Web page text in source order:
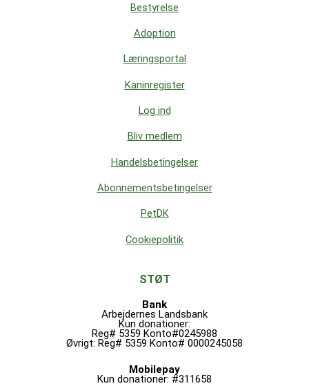
Bestyrelse
Adoption
Læringsportal
Kaninregister
Log ind
Bliv medlem
Handelsbetingelser
Abonnementsbetingelser
PetDK
Cookiepolitik
STØT
Bank
Arbejdernes Landsbank
Kun donationer:
Reg# 5359 Konto#0245988
Øvrigt: Reg# 5359 Konto# 0000245058
Mobilepay
Kun donationer: #311658